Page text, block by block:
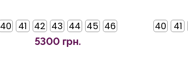
40 41 42 43 44 45 46
5300 грн.
40 41